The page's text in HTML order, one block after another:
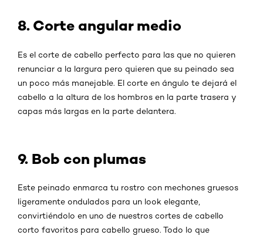
8. Corte angular medio
Es el corte de cabello perfecto para las que no quieren
renunciar a la largura pero quieren que su peinado sea
un poco más manejable. El corte en ángulo te dejará el
cabello a la altura de los hombros en la parte trasera y
capas más largas en la parte delantera.
9. Bob con plumas
Este peinado enmarca tu rostro con mechones gruesos
ligeramente ondulados para un look elegante,
convirtiéndolo en uno de nuestros cortes de cabello
corto favoritos para cabello grueso. Todo lo que